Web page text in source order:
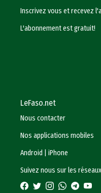
Inscrivez vous et recevez
L'abonnement est gratuit!
LeFaso.net
Nous contacter
Nos applications mobiles
Android
|iPhone
Suivez nous sur les